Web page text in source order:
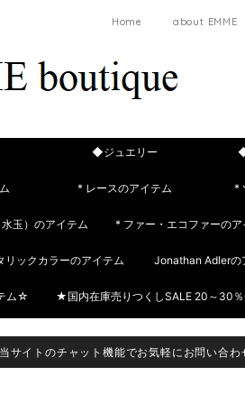
Home about EMME
◆ジュエリー
* レースのアイテム *
玉）のアイテム * ファー・エコファーのア
リックカラーのアイテム Jonathan Adlerの
ム☆ ★国内在庫売りつくしSALE 20～30
サイトのチャット機能でお気軽にお問い合